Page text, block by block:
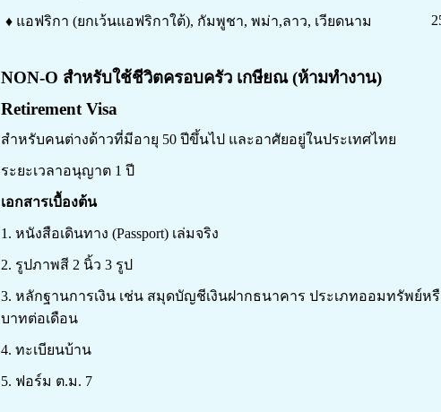
♦ แอฟริกา (ยกเว้นแอฟริกาใต้), กัมพูชา, พม่า,ลาว, เวียดนาม
NON-O สำหรับใช้ชีวิตครอบครัว เกษียณ (ห้ามทำงาน)
Retirement Visa
สำหรับคนต่างด้าวที่มีอายุ 50 ปีขึ้นไป และอาศัยอยู่ในประเทศไทย
ระยะเวลาอนุญาต 1 ปี
เอกสารเบื้องต้น
1. หนังสือเดินทาง (Passport) เล่มจริง
2. รูปภาพสี 2 นิ้ว 3 รูป
3. หลักฐานการเงิน เช่น สมุดบัญชีเงินฝากธนาคาร ประเภทออมทรัพย์ห
บาทต่อเดือน
4. ทะเบียนบ้าน
5. ฟอร์ม ต.ม. 7